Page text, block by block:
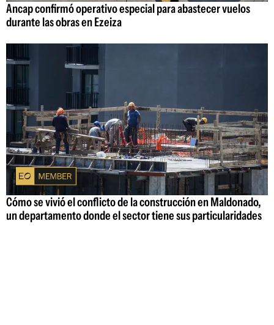
Ancap confirmó operativo especial para abastecer vuelos
durante las obras en Ezeiza
Cómo se vivió el conflicto de la construcción en Maldonado,
un departamento donde el sector tiene sus particularidades